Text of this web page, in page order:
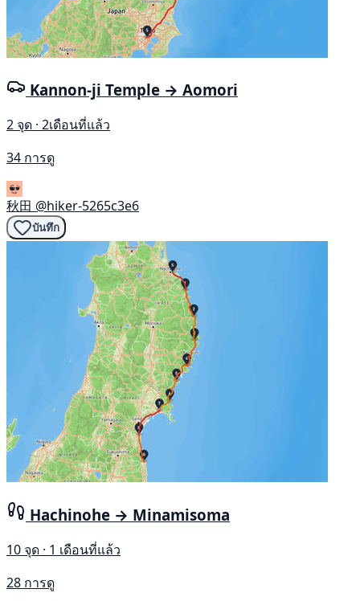
Kannon-ji Temple → Aomori
2 จุด · 2เดือนที่แล้ว
34 การดู
秋田 @hiker-5265c3e6
บันทึก
Hachinohe → Minamisoma
10 จุด · 1 เดือนที่แล้ว
28 การดู